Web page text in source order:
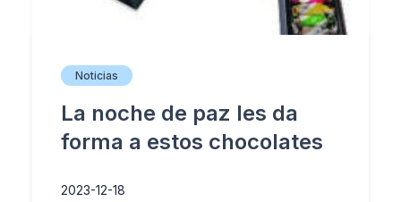
Noticias
La noche de paz les da
forma a estos chocolates
2023-12-18